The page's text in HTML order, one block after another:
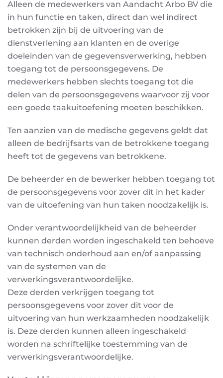
Alleen de medewerkers van Aandacht Arbo BV die
in hun functie en taken, direct dan wel indirect
betrokken zijn bij de uitvoering van de
dienstverlening aan klanten en de overige
doeleinden van de gegevensverwerking, hebben
toegang tot de persoonsgegevens. De
medewerkers hebben slechts toegang tot die
delen van de persoonsgegevens waarvoor zij voor
een goede taakuitoefening moeten beschikken.
Ten aanzien van de medische gegevens geldt dat
alleen de bedrijfsarts van de betrokkene toegang
heeft tot de gegevens van betrokkene.
De beheerder en de bewerker hebben toegang tot
de persoonsgegevens voor zover dit in het kader
van de uitoefening van hun taken noodzakelijk is.
Onder verantwoordelijkheid van de beheerder
kunnen derden worden ingeschakeld ten behoeve
van technisch onderhoud aan en/of aanpassing
van de systemen van de
verwerkingsverantwoordelijke.
Deze derden verkrijgen toegang tot
persoonsgegevens voor zover dit voor de
uitvoering van hun werkzaamheden noodzakelijk
is. Deze derden kunnen alleen ingeschakeld
worden na schriftelijke toestemming van de
verwerkingsverantwoordelijke.